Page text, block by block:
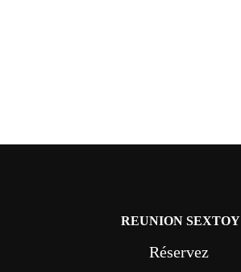
REUNION SEXTOY
Réservez